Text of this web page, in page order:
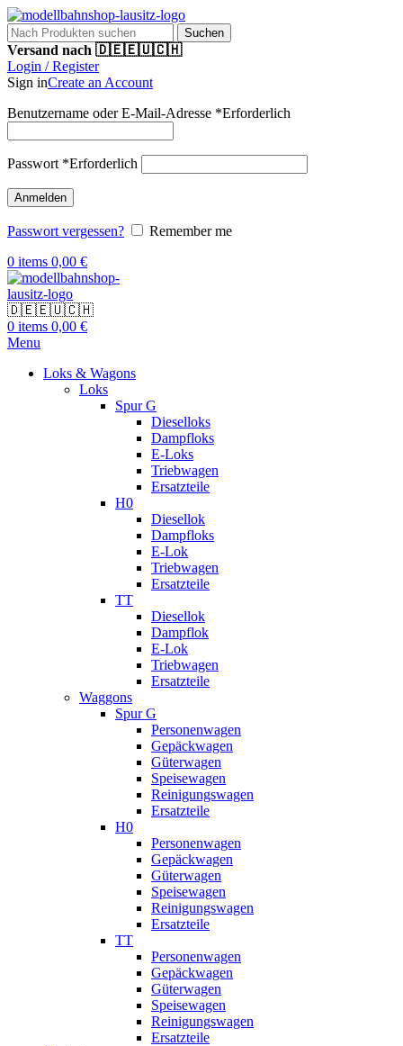
Suchen
Versand nach 🇩🇪🇪🇺🇨🇭
Login / Register
Sign inCreate an Account
Benutzername oder E-Mail-Adresse *Erforderlich
Passwort *Erforderlich
Anmelden
Passwort vergessen?
Remember me
0 items 0,00 €
🇩🇪🇪🇺🇨🇭
0 items 0,00 €
Menu
Loks & Wagons
Loks
Spur G
Dieselloks
Dampfloks
E-Loks
Triebwagen
Ersatzteile
H0
Diesellok
Dampfloks
E-Lok
Triebwagen
Ersatzteile
TT
Diesellok
Dampflok
E-Lok
Triebwagen
Ersatzteile
Waggons
Spur G
Personenwagen
Gepäckwagen
Güterwagen
Speisewagen
Reinigungswagen
Ersatzteile
H0
Personenwagen
Gepäckwagen
Güterwagen
Speisewagen
Reinigungswagen
Ersatzteile
TT
Personenwagen
Gepäckwagen
Güterwagen
Speisewagen
Reinigungswagen
Ersatzteile